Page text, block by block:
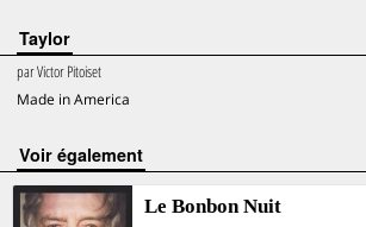
Taylor
parVictor Pitoiset
Made in America
voir également
Le Bonbon Nuit